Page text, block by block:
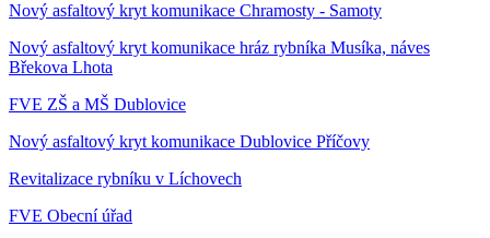
Nový asfaltový kryt komunikace Chramosty - Samoty
Nový asfaltový kryt komunikace hráz rybníka Musíka, náves
Břekova Lhota
FVE ZŠ a MŠ Dublovice
Nový asfaltový kryt komunikace Dublovice Příčovy
Revitalizace rybníku v Líchovech
FVE Obecní úřad